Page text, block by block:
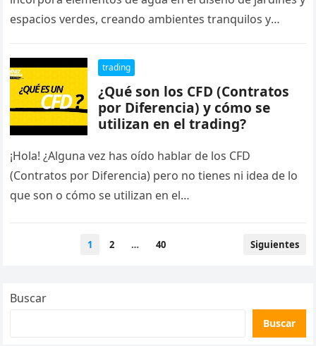
espacios verdes, creando ambientes tranquilos y
trading
¿Qué son los CFD (Contratos
por Diferencia) y cómo se
utilizan en el trading?
¡Hola! ¿Alguna vez has oído hablar de los CFD
(Contratos por Diferencia) pero no tienes ni idea de lo
que son o cómo se utilizan en el…
1 2 … 40 Siguientes
Buscar
Buscar